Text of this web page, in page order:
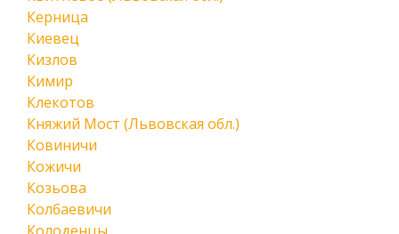
Керница
Киевец
Кизлов
Кимир
Клекотов
Княжий Мост (Львовская обл.)
Ковиничи
Кожичи
Козьова
Колбаевичи